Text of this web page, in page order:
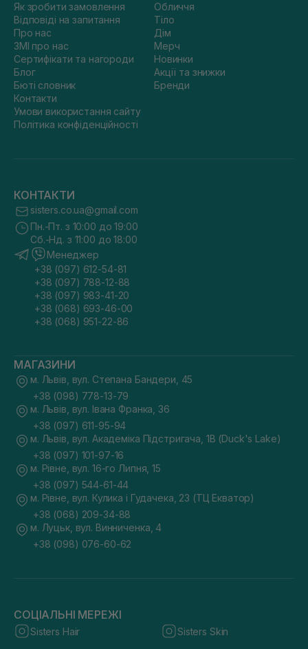
Як зробити замовлення
Відповіді на запитання
Про нас
ЗМІ про нас
Сертифікати та нагороди
Блог
Бюті словник
Контакти
Умови використання сайту
Політика конфіденційності
Обличчя
Тіло
Дім
Мерч
Новинки
Акції та знижки
Бренди
КОНТАКТИ
sisters.co.ua@gmail.com
Пн.-Пт. з 10:00 до 19:00
Сб.-Нд. з 11:00 до 18:00
Менеджер
+38 (097) 612-54-81
+38 (097) 788-12-88
+38 (097) 983-41-20
+38 (068) 693-46-00
+38 (068) 951-22-86
МАГАЗИНИ
м. Львів, вул. Степана Бандери, 45
+38 (098) 778-13-79
м. Львів, вул. Івана Франка, 36
+38 (097) 611-95-94
м. Львів, вул. Академіка Підстригача, 1В (Duck's Lake)
+38 (097) 101-97-16
м. Рівне, вул. 16-го Липня, 15
+38 (097) 544-61-44
м. Рівне, вул. Кулика і Гудачека, 23 (ТЦ Екватор)
+38 (068) 209-34-88
м. Луцьк, вул. Винниченка, 4
+38 (098) 076-60-62
СОЦІАЛЬНІ МЕРЕЖІ
Sisters Hair Sisters Skin